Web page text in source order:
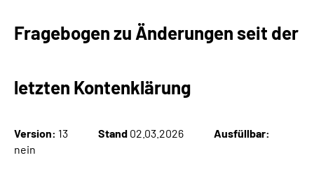
Experten
Suche
Fragebogen zu Änderungen seit der
letzten Kontenklärung
Version: 13 Stand 02.03.2026
Ausfüllbar:
nein